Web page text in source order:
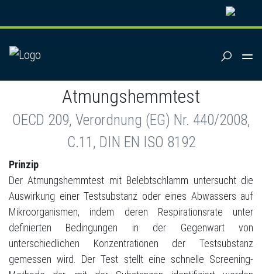
Atmungshemmtest
OECD 209, Verordnung (EG) Nr. 440/2008,
C.11, DIN EN ISO 8192
Prinzip
Der Atmungshemmtest mit Belebtschlamm untersucht die
Auswirkung einer Testsubstanz oder eines Abwassers auf
Mikroorganismen, indem deren Respirationsrate unter
definierten Bedingungen in der Gegenwart von
unterschiedlichen Konzentrationen der Testsubstanz
gemessen wird. Der Test stellt eine schnelle Screening-